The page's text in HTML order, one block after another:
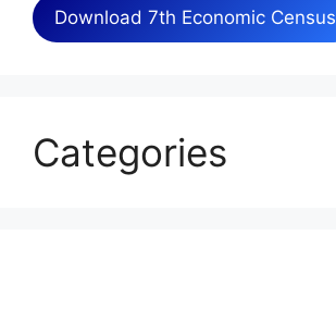
Download 7th Economic Census
Categories